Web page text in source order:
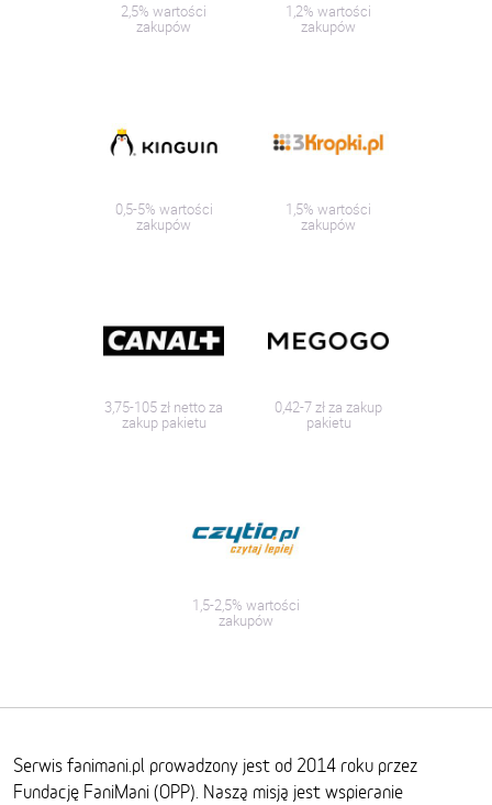
2,5% wartości
zakupów
1,2% wartości
zakupów
0,5-5% wartości
zakupów
1,5% wartości
zakupów
3,75-105 zł netto za
zakup pakietu
0,42-7 zł za zakup
pakietu
1,5-2,5% wartości
zakupów
Serwis fanimani.pl prowadzony jest od 2014 roku przez
Fundację FaniMani (OPP). Naszą misją jest wspieranie